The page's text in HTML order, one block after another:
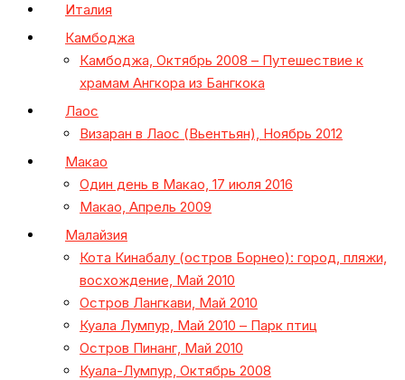
Италия
Камбоджа
Камбоджа, Октябрь 2008 – Путешествие к
храмам Ангкора из Бангкока
Лаос
Визаран в Лаос (Вьентьян), Ноябрь 2012
Макао
Один день в Макао, 17 июля 2016
Макао, Апрель 2009
Малайзия
Кота Кинабалу (остров Борнео): город, пляжи,
восхождение, Май 2010
Остров Лангкави, Май 2010
Куала Лумпур, Май 2010 – Парк птиц
Остров Пинанг, Май 2010
Куала-Лумпур, Октябрь 2008